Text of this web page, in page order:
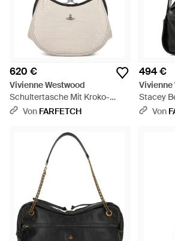
620 €
Vivienne Westwood
Schultertasche Mit Kroko-
Effekt - Weiß
Von FARFETCH
494 €
Vivienne
Stacey
Von